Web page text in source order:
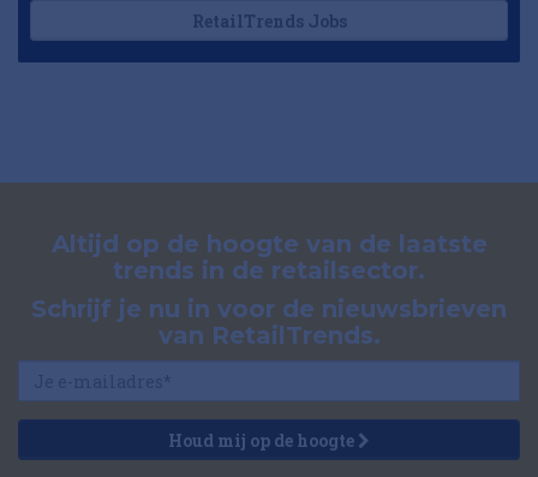
RetailTrends Jobs
Altijd op de hoogte van de laatste
trends in de retailsector.
Schrijf je nu in voor de nieuwsbrieven
van RetailTrends.
Houd mij op de hoogte